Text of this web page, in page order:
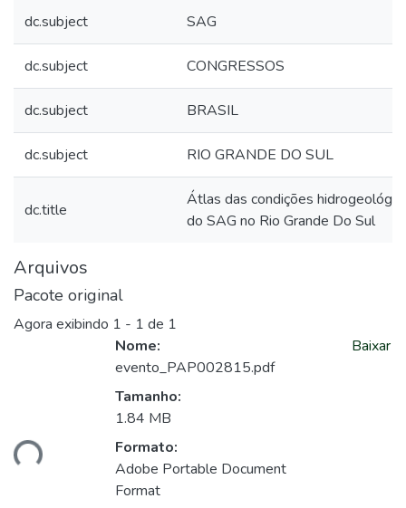
dc.subject SAG
dc.subject CONGRESSOS
dc.subject BRASIL
dc.subject RIO GRANDE DO SUL
dc.title
Átlas das condições
do SAG no Rio Grande Do Sul
Arquivos
Pacote original
Agora exibindo 1 - 1 de 1
Nome:
evento_PAP002815.pdf
Tamanho:
1.84 MB
Formato:
Adobe Portable Document
Format
Baixar